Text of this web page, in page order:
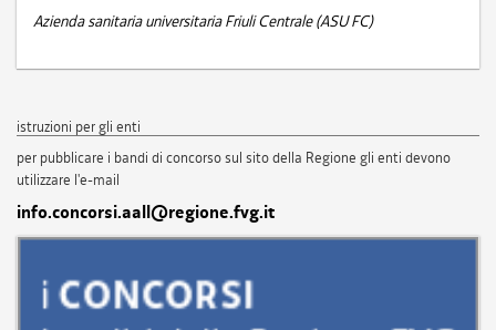
Azienda sanitaria universitaria Friuli Centrale (ASU FC)
istruzioni per gli enti
per pubblicare i bandi di concorso sul sito della Regione gli enti devono
utilizzare l'e-mail
info.concorsi.aall@regione.fvg.it